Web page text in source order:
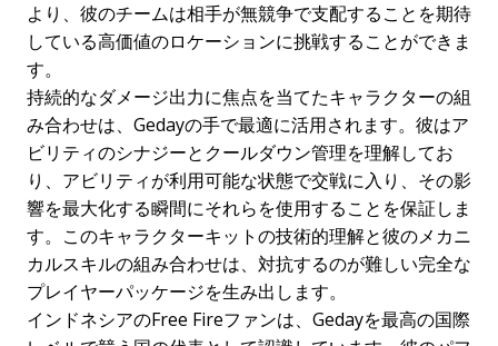
より、彼のチームは相手が無競争で支配することを期待
している高価値のロケーションに挑戦することができま
す。
持続的なダメージ出力に焦点を当てたキャラクターの組
み合わせは、Gedayの手で最適に活用されます。彼はア
ビリティのシナジーとクールダウン管理を理解してお
り、アビリティが利用可能な状態で交戦に入り、その影
響を最大化する瞬間にそれらを使用することを保証しま
す。このキャラクターキットの技術的理解と彼のメカニ
カルスキルの組み合わせは、対抗するのが難しい完全な
プレイヤーパッケージを生み出します。
インドネシアのFree Fireファンは、Gedayを最高の国際